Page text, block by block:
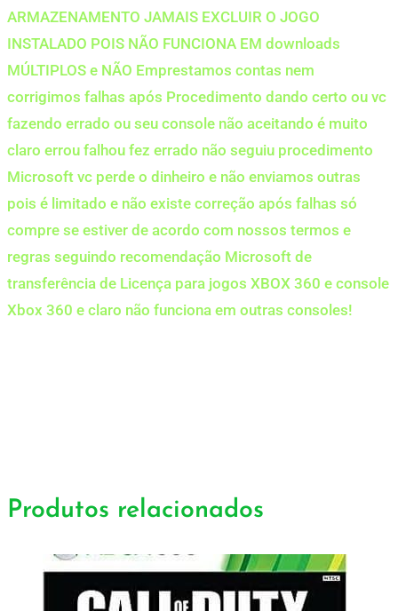
ARMAZENAMENTO JAMAIS EXCLUIR O JOGO
INSTALADO POIS NÃO FUNCIONA EM downloads
MÚLTIPLOS e NÃO Emprestamos contas nem
corrigimos falhas após Procedimento dando certo ou vc
fazendo errado ou seu console não aceitando é muito
claro errou falhou fez errado não seguiu procedimento
Microsoft vc perde o dinheiro e não enviamos outras
pois é limitado e não existe correção após falhas só
compre se estiver de acordo com nossos termos e
regras seguindo recomendação Microsoft de
transferência de Licença para jogos XBOX 360 e console
Xbox 360 e claro não funciona em outras consoles!
Produtos relacionados